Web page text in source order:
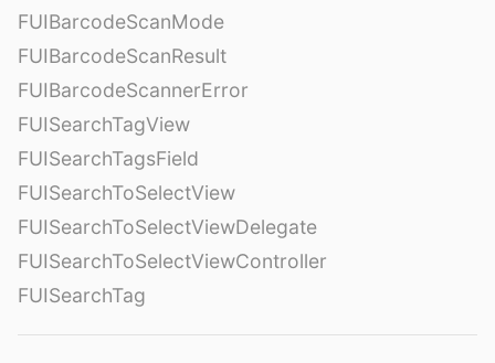
FUIBarcodeScanMode
FUIBarcodeScanResult
FUIBarcodeScannerError
FUISearchTagView
FUISearchTagsField
FUISearchToSelectView
FUISearchToSelectViewDelegate
FUISearchToSelectViewController
FUISearchTag